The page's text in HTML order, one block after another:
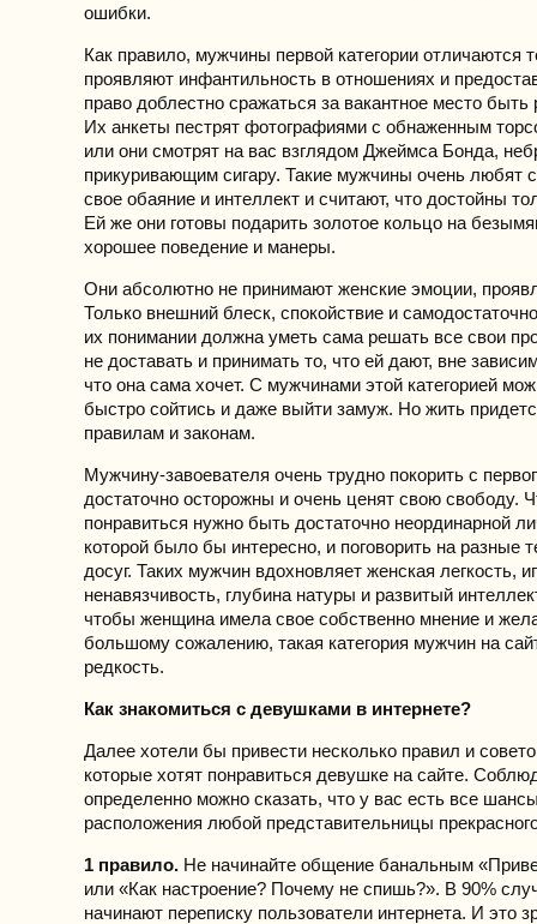
ошибки.
Как правило, мужчины первой категории отличаются
проявляют инфантильность в отношениях и
право доблестно сражаться за вакантное место
Их анкеты пестрят фотографиями с обнаженным
или они смотрят на вас взглядом Джеймса Бонда,
прикуривающим сигару. Такие мужчины очень любят
свое обаяние и интеллект и считают, что достойны
Ей же они готовы подарить золотое кольцо на
хорошее поведение и манеры.
Они абсолютно не принимают женские эмоции,
Только внешний блеск, спокойствие и
их понимании должна уметь сама решать все свои
не доставать и принимать то, что ей дают, вне
что она сама хочет. С мужчинами этой категорией
быстро сойтись и даже выйти замуж. Но жить
правилам и законам.
Мужчину-завоевателя очень трудно покорить с
достаточно осторожны и очень ценят свою свободу.
понравиться нужно быть достаточно неординарной
которой было бы интересно, и поговорить на разные
досуг. Таких мужчин вдохновляет женская легкость,
ненавязчивость, глубина натуры и развитый
чтобы женщина имела свое собственно мнение и
большому сожалению, такая категория мужчин на
редкость.
Как знакомиться с девушками в интернете?
Далее хотели бы привести несколько правил и
которые хотят понравиться девушке на сайте.
определенно можно сказать, что у вас есть все
расположения любой представительницы
1 правило. Не начинайте общение банальным
или «Как настроение? Почему не спишь?». В 90%
начинают переписку пользователи интернета. И это